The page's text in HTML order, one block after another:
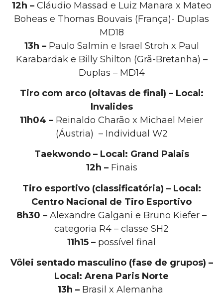
12h –Cláudio Massad e Luiz Manara x Mateo
Boheas e Thomas Bouvais (França)- Duplas
MD18
13h –Paulo Salmin e Israel Stroh x Paul
Karabardak e Billy Shilton (Grã-Bretanha) –
Duplas – MD14
Tiro com arco (oitavas de final) – Local:
Invalides
11h04 – Reinaldo Charão x Michael Meier
(Áustria) – Individual W2
Taekwondo – Local: Grand Palais
12h – Finais
Tiro esportivo (classificatória) – Local:
Centro Nacional de Tiro Esportivo
8h30 – Alexandre Galgani e Bruno Kiefer –
categoria R4 – classe SH2
11h15 – possível final
Vôlei sentado masculino (fase de grupos) –
Local: Arena Paris Norte
13h – Brasil x Alemanha